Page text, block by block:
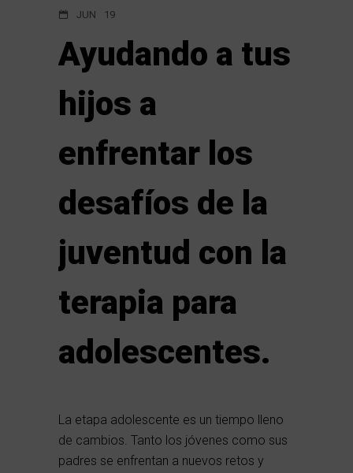
JUN 19
Ayudando a tus
hijos a
enfrentar los
desafíos de la
juventud con la
terapia para
adolescentes.
La etapa adolescente es un tiempo lleno
de cambios. Tanto los jóvenes como sus
padres se enfrentan a nuevos retos y